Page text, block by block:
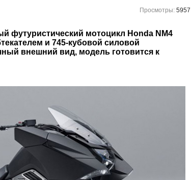
Просмотры: 5957
футуристический мотоцикл Honda NM4
и 745-кубовой силовой
внешний вид, модель готовится к